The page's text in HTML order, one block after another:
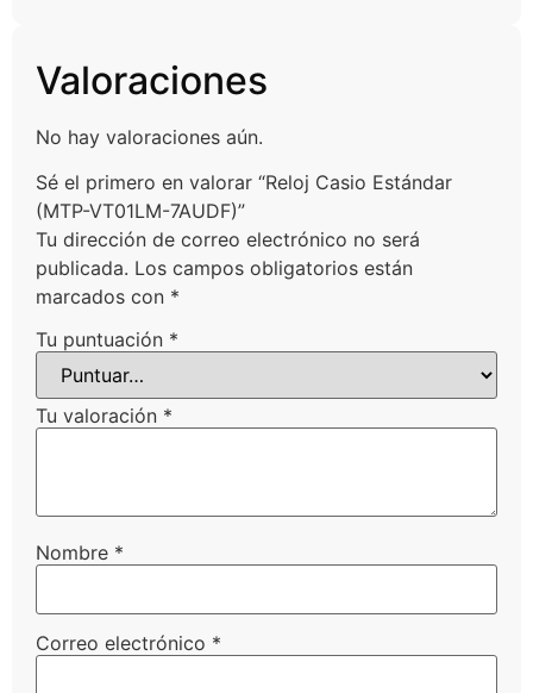
Valoraciones
No hay valoraciones aún.
Sé el primero en valorar “Reloj Casio Estándar
(MTP-VT01LM-7AUDF)”
Tu dirección de correo electrónico no será
publicada. Los campos obligatorios están
marcados con *
Tu puntuación *
Tu valoración *
Nombre *
Correo electrónico *